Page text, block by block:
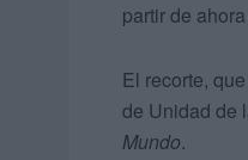
partir de
El recorte,
de Unidad de
Mundo.